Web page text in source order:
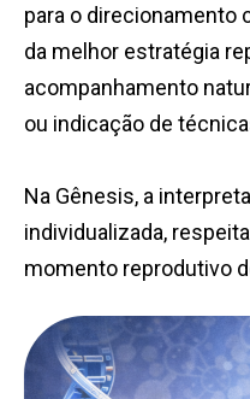
para o direcionamento
da melhor estratégia
acompanhamento
ou indicação de
Na Gênesis, a
individualizada,
momento reprodutivo